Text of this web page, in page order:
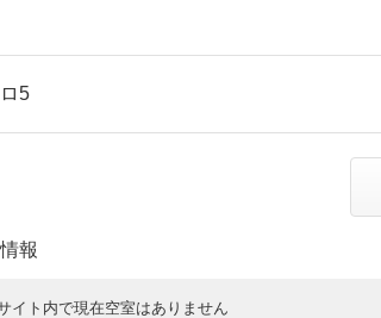
5
報
イト内で現在空室はありません